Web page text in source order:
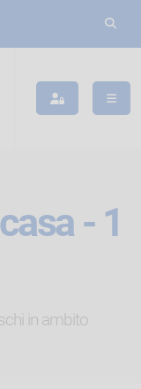
- 1
in ambito